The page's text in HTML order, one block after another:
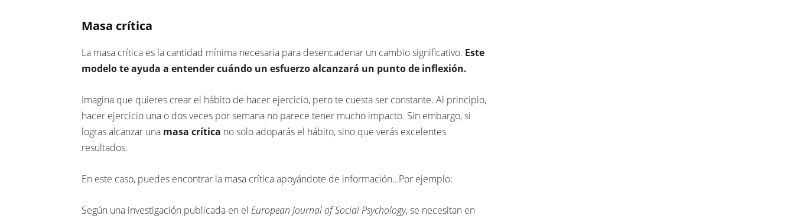
Masa crítica
La masa crítica es la cantidad mínima necesaria para desencadenar un cambio significativo. Este
modelo te ayuda a entender cuándo un esfuerzo alcanzará un punto de inflexión.
Imagina que quieres crear el hábito de hacer ejercicio, pero te cuesta ser constante. Al principio,
hacer ejercicio una o dos veces por semana no parece tener mucho impacto. Sin embargo, si
logras alcanzar una masa crítica no solo adoparás el hábito, sino que verás excelentes
resultados.
En este caso, puedes encontrar la masa crítica apoyándote de información…Por ejemplo:
Según una investigación publicada en el European Journal of Social Psychology, se necesitan en